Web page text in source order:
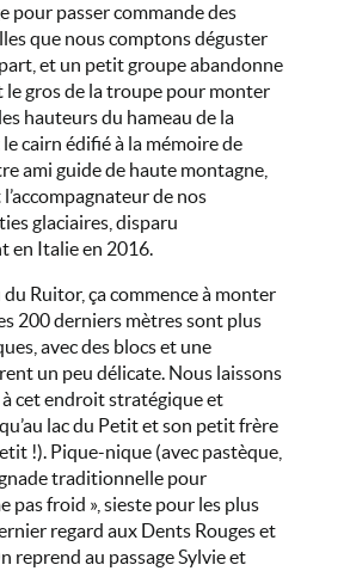
pour passer commande des
que nous comptons déguster
et un petit groupe abandonne
gros de la troupe pour monter
hauteurs du hameau de la
cairn édifié à la mémoire de
ami guide de haute montagne,
l’accompagnateur de nos
glaciaires, disparu
en Italie en 2016.
Ruitor, ça commence à monter
200 derniers mètres sont plus
avec des blocs et une
un peu délicate. Nous laissons
cet endroit stratégique et
lac du Petit et son petit frère
!). Pique-nique (avec pastèque,
traditionnelle pour
pas froid », sieste pour les plus
regard aux Dents Rouges et
reprend au passage Sylvie et